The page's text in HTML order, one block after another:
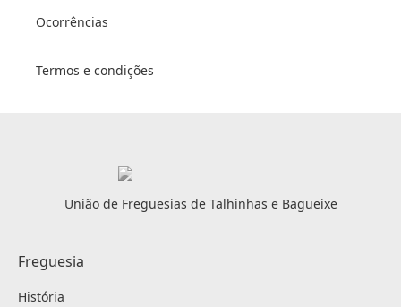
Ocorrências
Termos e condições
União de Freguesias de Talhinhas e Bagueixe
Freguesia
História